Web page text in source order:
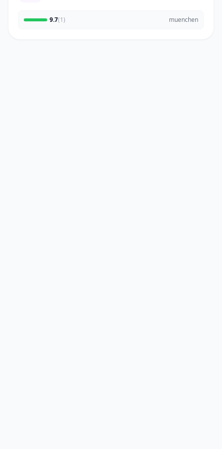
9.7(1) muenchen